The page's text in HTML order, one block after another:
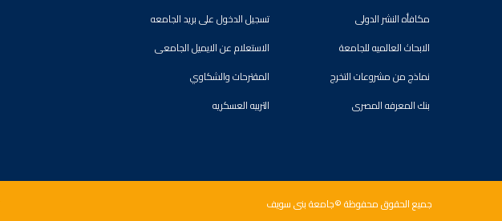
مكافأه النشر الدولى
تسجيل الدخول على بريد الجامعه
الابحاث العالميه للجامعة
الاستعلام عن الايميل الجامعى
نماذج من مشروعات التخرج
المقترحات والشكاوي
بنك المعرفه المصرى
التربيه العسكريه
جميع الحقوق محفوظة ©جامعة بنى سويف